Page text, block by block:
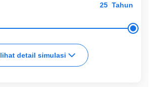
Tahun
lihat detail simulasi